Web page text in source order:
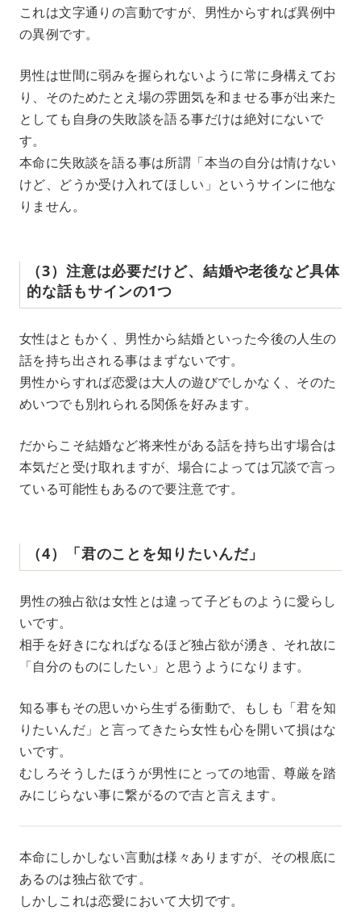
これは文字通りの言動ですが、男性からすれば異例中
の異例です。
男性は世間に弱みを握られないように常に身構えてお
り、そのためたとえ場の雰囲気を和ませる事が出来た
としても自身の失敗談を語る事だけは絶対にないで
す。
本命に失敗談を語る事は所謂「本当の自分は情けない
けど、どうか受け入れてほしい」というサインに他な
りません。
（3）注意は必要だけど、結婚や老後など具体
的な話もサインの1つ
女性はともかく、男性から結婚といった今後の人生の
話を持ち出される事はまずないです。
男性からすれば恋愛は大人の遊びでしかなく、そのた
めいつでも別れられる関係を好みます。
だからこそ結婚など将来性がある話を持ち出す場合は
本気だと受け取れますが、場合によっては冗談で言っ
ている可能性もあるので要注意です。
（4）「君のことを知りたいんだ」
男性の独占欲は女性とは違って子どものように愛らし
いです。
相手を好きになればなるほど独占欲が湧き、それ故に
「自分のものにしたい」と思うようになります。
知る事もその思いから生ずる衝動で、もしも「君を知
りたいんだ」と言ってきたら女性も心を開いて損はな
いです。
むしろそうしたほうが男性にとっての地雷、尊厳を踏
みにじらない事に繋がるので吉と言えます。
本命にしかしない言動は様々ありますが、その根底に
あるのは独占欲です。
しかしこれは恋愛において大切です。